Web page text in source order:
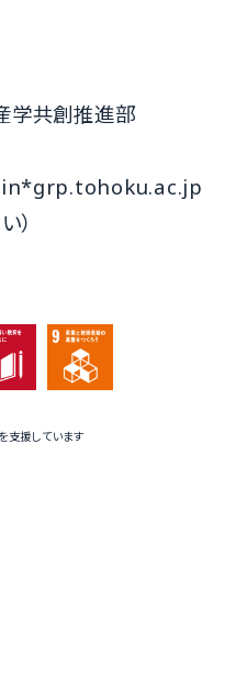
学共創推進部
）
支援しています